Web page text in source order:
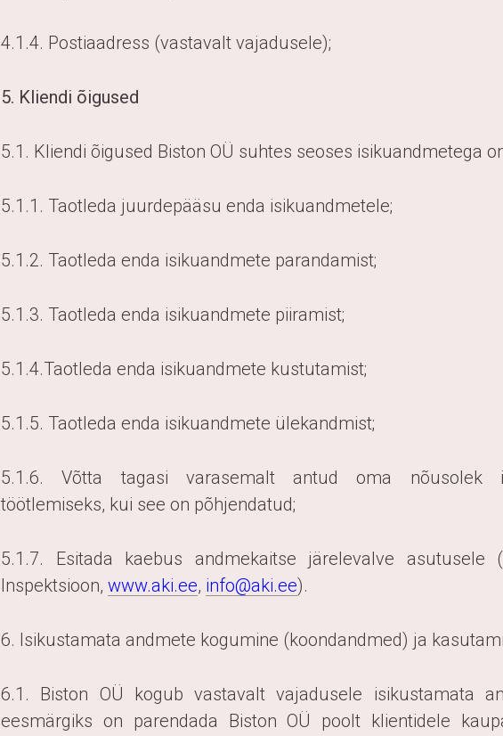
4.1.4. Postiaadress (vastavalt vajadusele);
5. Kliendi õigused
5.1. Kliendi õigused Biston OÜ suhtes seoses isikuandmetega
5.1.1. Taotleda juurdepääsu enda isikuandmetele;
5.1.2. Taotleda enda isikuandmete parandamist;
5.1.3. Taotleda enda isikuandmete piiramist;
5.1.4.Taotleda enda isikuandmete kustutamist;
5.1.5. Taotleda enda isikuandmete ülekandmist;
5.1.6. Võtta tagasi varasemalt antud oma nõusolek
töötlemiseks, kui see on põhjendatud;
5.1.7. Esitada kaebus andmekaitse järelevalve asutusele
Inspektsioon, www.aki.ee, info@aki.ee).
6. Isikustamata andmete kogumine (koondandmed) ja
6.1. Biston OÜ kogub vastavalt vajadusele isikustamata
eesmärgiks on parendada Biston OÜ poolt klientidele